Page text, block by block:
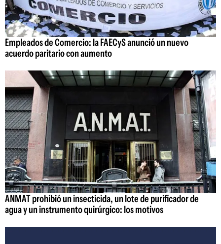
Empleados de Comercio: la FAECyS anunció un nuevo
acuerdo paritario con aumento
ANMAT prohibió un insecticida, un lote de purificador de
agua y un instrumento quirúrgico: los motivos